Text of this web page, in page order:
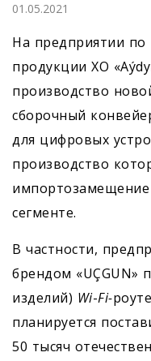
01.05.2021
На предприятии по
продукции ХО
производство
сборочный
для цифровых
производство
сегменте.
В частности,
брендом «UÇGUN»
изделий) Wi-Fi-
планируется
50 тысяч